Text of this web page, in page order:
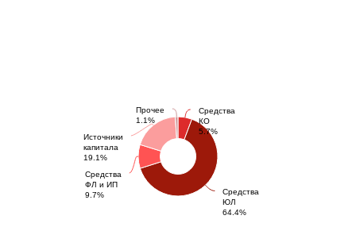
Средства
КО
5.7%
Средства
ЮЛ
64.4%
Средства
ФЛ и ИП
9.7%
Источники
капитала
19.1%
Прочее
1.1%